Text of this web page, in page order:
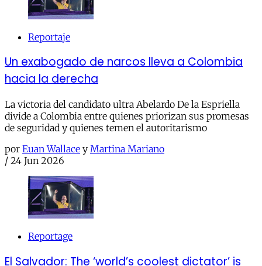
Reportaje
Un exabogado de narcos lleva a Colombia
hacia la derecha
La victoria del candidato ultra Abelardo De la Espriella
divide a Colombia entre quienes priorizan sus promesas
de seguridad y quienes temen el autoritarismo
por Euan Wallace y Martina Mariano
/ 24 Jun 2026
Reportage
El Salvador: The ‘world’s coolest dictator’ is